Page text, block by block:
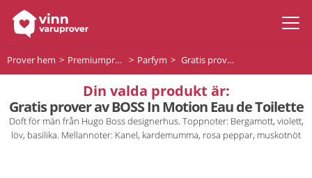
Prover hem Premiumprodukter Parfym Gratis prover av BOSS In Motion Eau de Toilette
Din valda produkt är:
Gratis prover av BOSS In Motion Eau de Toilette
Doft för män från Hugo Boss designerhus. Toppnoter: Bergamott, violett,
löv, basilika. Mellannoter: Kanel, kardemumma, rosa peppar, muskotnöt